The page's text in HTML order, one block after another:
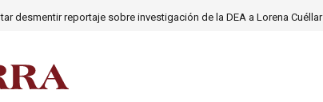
desmentir reportaje sobre investigación de la DEA a Lorena Cuéllar